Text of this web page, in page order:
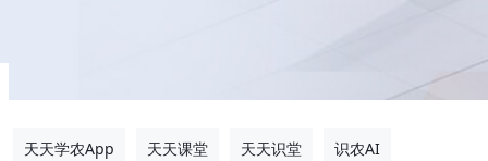
天天学农App 天天课堂 天天识堂 识农AI